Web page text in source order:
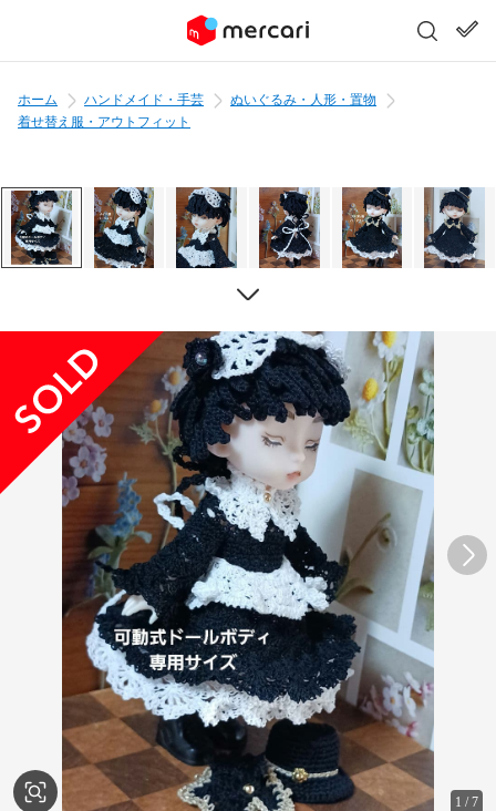
ホーム ハンドメイド・手芸
ぬいぐるみ・人形・置物
着せ替え服・アウトフィット
1 /7